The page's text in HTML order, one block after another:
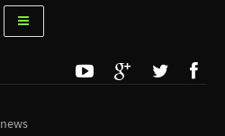
news